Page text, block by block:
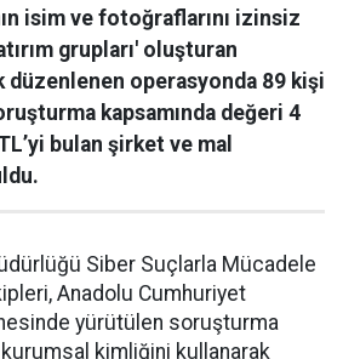
isim ve fotoğraflarını izinsiz
grupları' oluşturan
operasyonda 89 kişi
kapsamında değeri 4
bulan şirket ve mal
Siber Suçlarla Mücadele
Anadolu Cumhuriyet
yürütülen soruşturma
kurumsal kimliğini kullanarak